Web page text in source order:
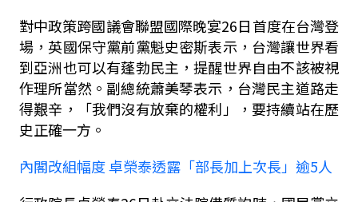
對中政策跨國議會聯盟國際晚宴26日首度在台灣登
場，英國保守黨前黨魁史密斯表示，台灣讓世界看
到亞洲也可以有蓬勃民主，提醒世界自由不該被視
作理所當然。副總統蕭美琴表示，台灣民主道路走
得艱辛，「我們沒有放棄的權利」，要持續站在歷
史正確一方。
內閣改組幅度 卓榮泰透露「部長加上次長」逾5人